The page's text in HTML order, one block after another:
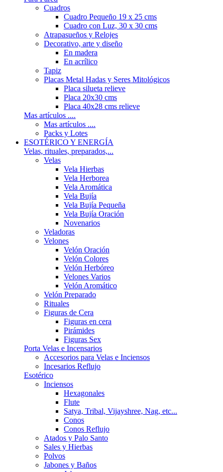
Cuadros
Cuadro Pequeño 19 x 25 cms
Cuadro con Luz, 30 x 30 cms
Atrapasueños y Relojes
Decorativo, arte y diseño
En madera
En acrílico
Tapiz
Placas Metal Hadas y Seres Mitológicos
Placa silueta relieve
Placa 20x30 cms
Placa 40x28 cms relieve
Mas artículos ....
Mas artículos ....
Packs y Lotes
ESOTÉRICO Y ENERGÍA
Velas, rituales, preparados,...
Velas
Vela Hierbas
Vela Herborea
Vela Aromática
Vela Bujía
Vela Bujía Pequeña
Vela Bujía Oración
Novenarios
Veladoras
Velones
Velón Oración
Velón Colores
Velón Herbóreo
Velones Varios
Velón Aromático
Velón Preparado
Rituales
Figuras de Cera
Figuras en cera
Pirámides
Figuras Sex
Porta Velas e Incensarios
Accesorios para Velas e Inciensos
Incesarios Reflujo
Esotérico
Inciensos
Hexagonales
Flute
Satya, Tribal, Vijayshree, Nag, etc...
Conos
Conos Reflujo
Atados y Palo Santo
Sales y Hierbas
Polvos
Jabones y Baños